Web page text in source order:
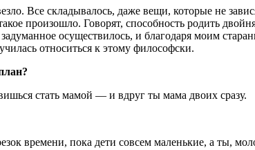
Все складывалось, даже вещи, которые не
произошло. Говорят, способность родить
осуществилось, и благодаря моим
относиться к этому философски.
стать мамой — и вдруг ты мама двоих сразу.
времени, пока дети совсем маленькие, а ты,